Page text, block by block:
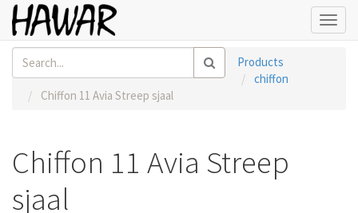
Products
chiffon
Chiffon 11 Avia Streep sjaal
Chiffon 11 Avia Streep
sjaal